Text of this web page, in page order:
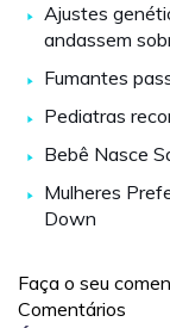
Ajustes
andassem
Fumantes
Pediatras
Bebê Nasce
Mulheres
Down
Faça o seu
Comentários